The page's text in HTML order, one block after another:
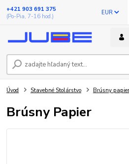
EUR
+421 903 691 375
(Po-Pia, 7-16 hod.)
Úvod Stavebné Stolárstvo Brúsny papier
Brúsny Papier